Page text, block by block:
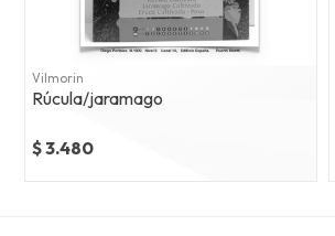
Vilmorin
Rúcula/jaramago
$ 3.480